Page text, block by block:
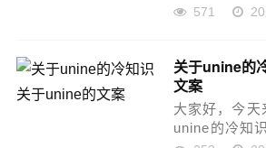
果手机冷知识
手机冷知识文
大家可以关
571
关于unine的
文案
大家好，今天
unine的冷知